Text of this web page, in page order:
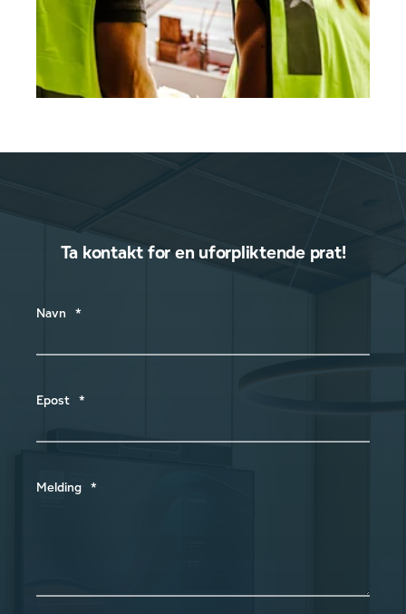
Ta kontakt for en uforpliktende prat!
Navn *
Epost *
Melding *